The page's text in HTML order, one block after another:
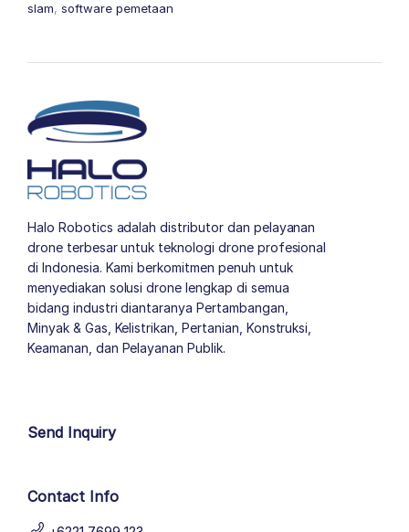
slam, software pemetaan
Halo Robotics adalah distributor dan pelayanan
drone terbesar untuk teknologi drone profesional
di Indonesia. Kami berkomitmen penuh untuk
menyediakan solusi drone lengkap di semua
bidang industri diantaranya Pertambangan,
Minyak & Gas, Kelistrikan, Pertanian, Konstruksi,
Keamanan, dan Pelayanan Publik.
Send Inquiry
Contact Info